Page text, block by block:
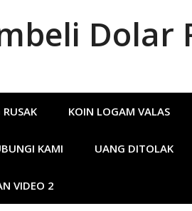
Dolar
KOIN LOGAM VALAS
KAMI UANG DITOLAK
VIDEO 2